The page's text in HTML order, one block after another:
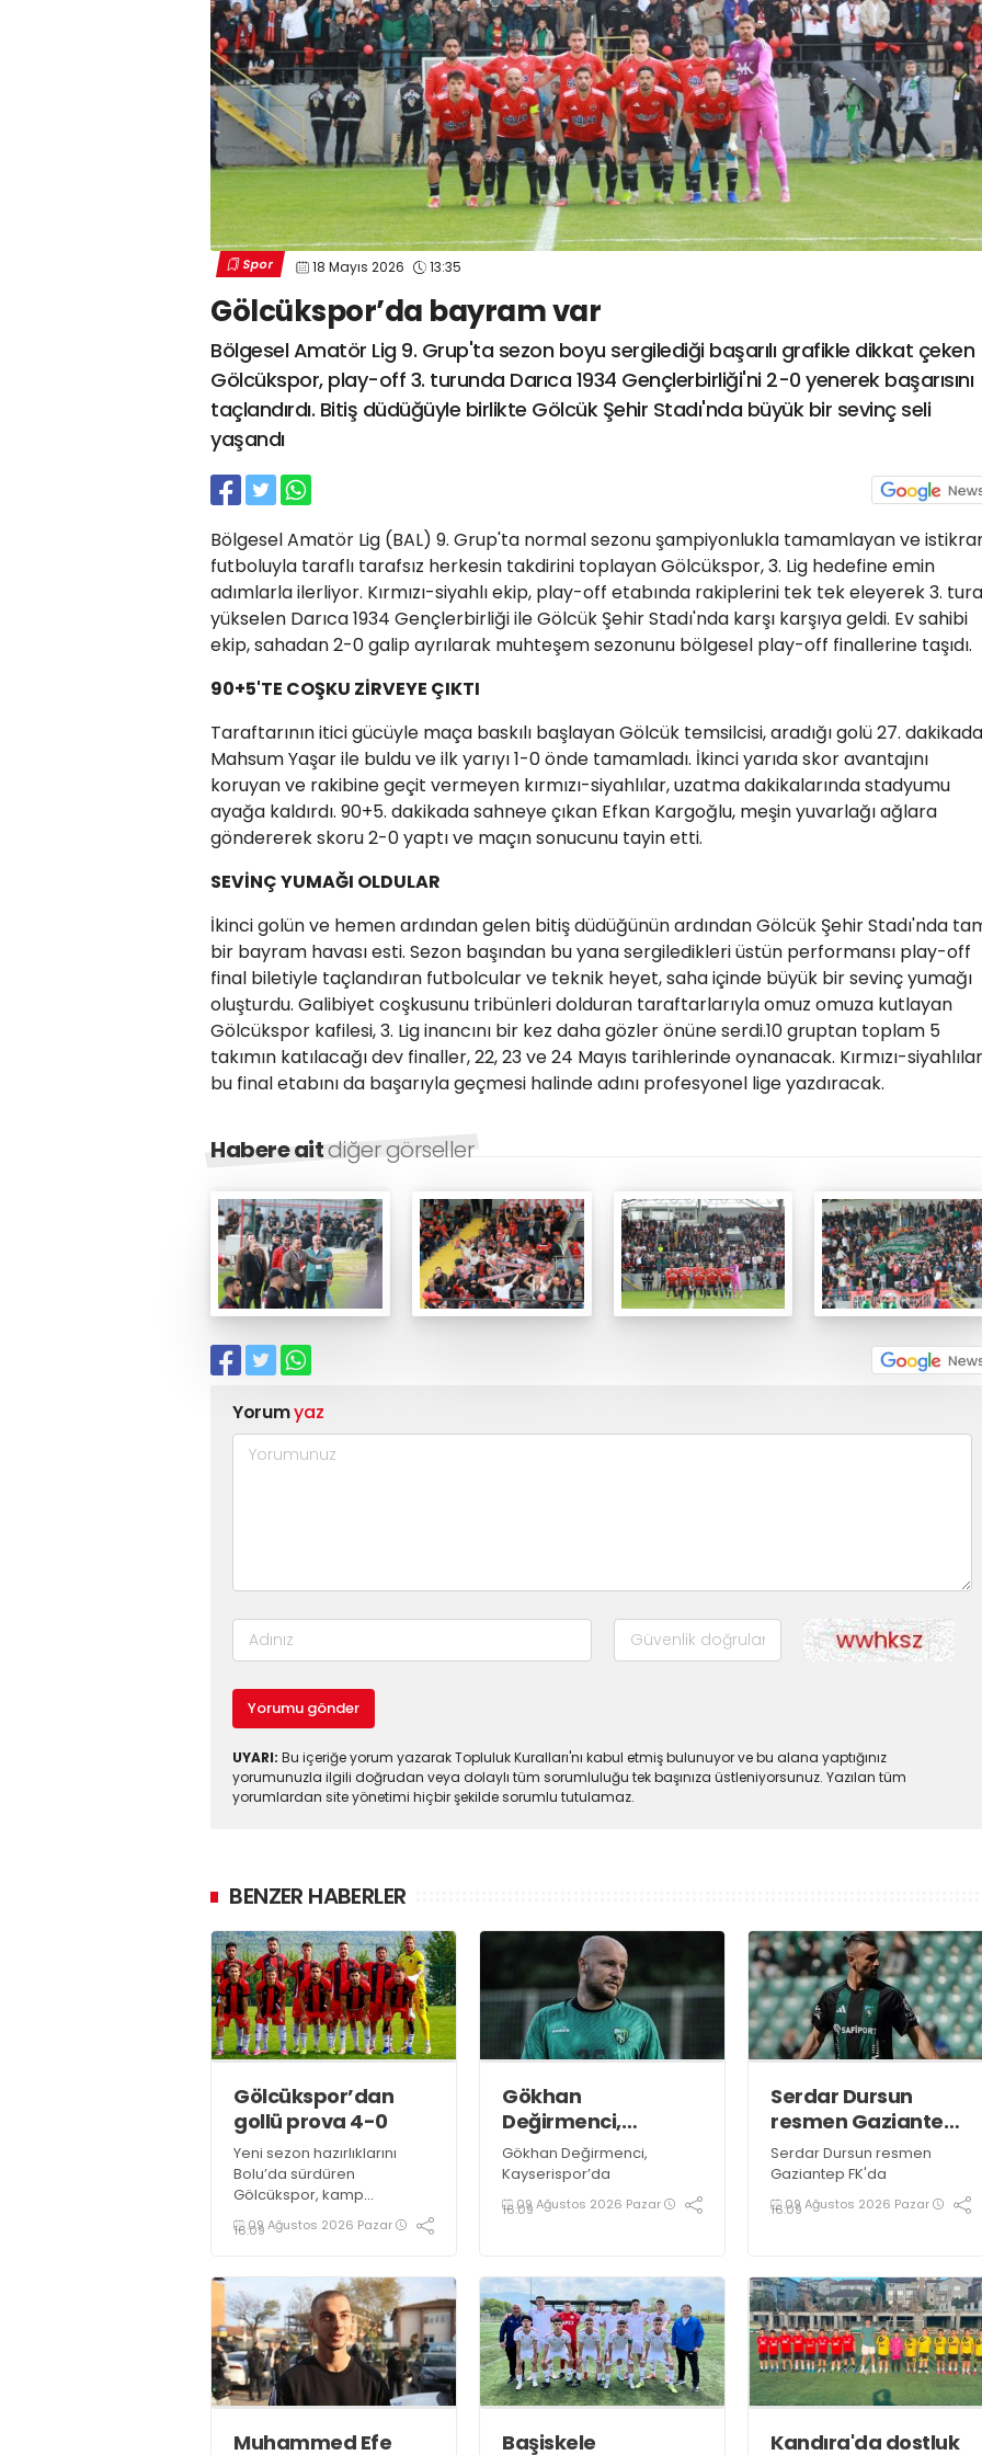
Spor 18 Mayıs 2026 13:35
Gölcükspor’da bayram var
Bölgesel Amatör Lig 9. Grup'ta sezon boyu sergilediği başarılı grafikle dikkat çeken
Gölcükspor, play-off 3. turunda Darıca 1934 Gençlerbirliği'ni 2-0 yenerek başarısını
taçlandırdı. Bitiş düdüğüyle birlikte Gölcük Şehir Stadı'nda büyük bir sevinç seli
yaşandı
Bölgesel Amatör Lig (BAL) 9. Grup'ta normal sezonu şampiyonlukla tamamlayan ve
futboluyla taraflı tarafsız herkesin takdirini toplayan Gölcükspor, 3. Lig hedefine emin
adımlarla ilerliyor. Kırmızı-siyahlı ekip, play-off etabında rakiplerini tek tek eleyerek 3. tura
yükselen Darıca 1934 Gençlerbirliği ile Gölcük Şehir Stadı'nda karşı karşıya geldi. Ev sahibi
ekip, sahadan 2-0 galip ayrılarak muhteşem sezonunu bölgesel play-off finallerine taşıdı.
90+5'TE COŞKU ZİRVEYE ÇIKTI
Taraftarının itici gücüyle maça baskılı başlayan Gölcük temsilcisi, aradığı golü 27. dakikada
Mahsum Yaşar ile buldu ve ilk yarıyı 1-0 önde tamamladı. İkinci yarıda skor avantajını
koruyan ve rakibine geçit vermeyen kırmızı-siyahlılar, uzatma dakikalarında stadyumu
ayağa kaldırdı. 90+5. dakikada sahneye çıkan Efkan Kargoğlu, meşin yuvarlağı ağlara
göndererek skoru 2-0 yaptı ve maçın sonucunu tayin etti.
SEVİNÇ YUMAĞI OLDULAR
İkinci golün ve hemen ardından gelen bitiş düdüğünün ardından Gölcük Şehir Stadı'nda
bir bayram havası esti. Sezon başından bu yana sergiledikleri üstün performansı play-off
final biletiyle taçlandıran futbolcular ve teknik heyet, saha içinde büyük bir sevinç yumağı
oluşturdu. Galibiyet coşkusunu tribünleri dolduran taraftarlarıyla omuz omuza kutlayan
Gölcükspor kafilesi, 3. Lig inancını bir kez daha gözler önüne serdi.10 gruptan toplam 5
takımın katılacağı dev finaller, 22, 23 ve 24 Mayıs tarihlerinde oynanacak. Kırmızı-siyahlılar
bu final etabını da başarıyla geçmesi halinde adını profesyonel lige yazdıracak.
Habere aitdiğer görseller
Yorumyaz
Yorumu gönder
UYARI: Bu içeriğe yorum yazarak Topluluk Kuralları'nı kabul etmiş bulunuyor ve bu alana yaptığınız
yorumunuzla ilgili doğrudan veya dolaylı tüm sorumluluğu tek başınıza üstleniyorsunuz. Yazılan tüm
yorumlardan site yönetimi hiçbir şekilde sorumlu tutulamaz.
BENZER HABERLER
Gölcükspor’dan
gollü prova 4-0
Yeni sezon hazırlıklarını
Bolu’da sürdüren
Gölcükspor, kamp
dönemindeki hazırlık
maçında Çorum FK U19
performans ortaya koydu.
Kırmızı-siyahlılar, iki
devrede bulduğu gollerle
rakibini 4-0 mağlup etti
09 Ağustos 2026 Pazar
16:09
Gökhan
Değirmenci,
Kayserispor’da
Gökhan Değirmenci,
Kayserispor’da
09 Ağustos 2026 Pazar
16:09
Serdar Dursun
resmen Gaziantep
FK'da
Serdar Dursun resmen
Gaziantep FK'da
09 Ağustos 2026 Pazar
16:09
Muhammed Efe
Başiskele
Kandıra'da dostluk